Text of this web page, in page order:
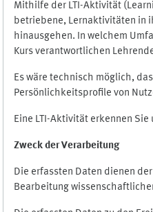
Mithilfe der LTI-Aktivität
betriebene, Lernaktivitäten in
hinausgehen. In welchem
Kurs verantwortlichen
Es wäre technisch möglich,
Persönlichkeitsprofile von
Eine LTI-Aktivität erkennen
Zweck der Verarbeitung
Die erfassten Daten dienen
Bearbeitung